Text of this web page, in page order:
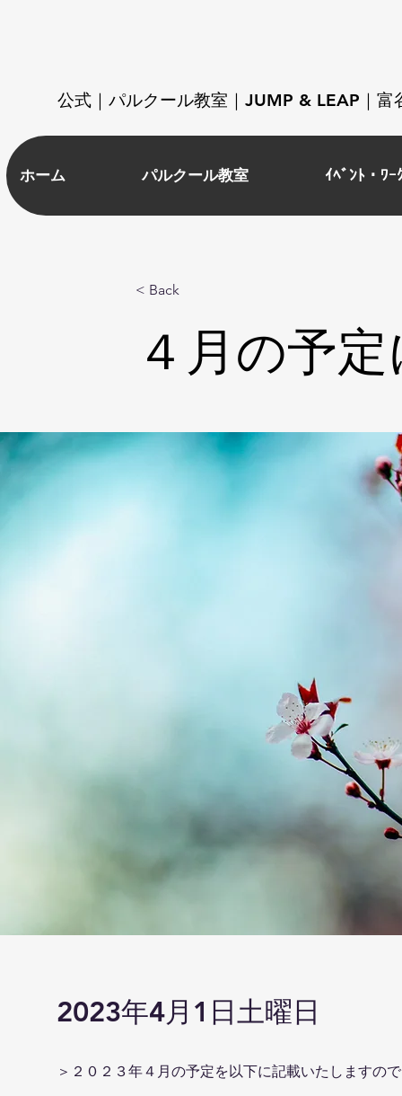
公式｜パルクール教室｜JUMP & LEAP｜
ホーム パルクール教室 ｲﾍﾞﾝﾄ・ﾜｰ
< Back
４月の予
2023年4月1日土曜日
＞２０２３年４月の予定を以下に記載いたしますの